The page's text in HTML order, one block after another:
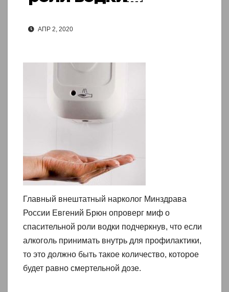
АПР 2, 2020
Главный внештатный нарколог Минздрава
России Евгений Брюн опроверг миф о
спасительной роли водки подчеркнув, что если
алкоголь принимать внутрь для профилактики,
то это должно быть такое количество, которое
будет равно смертельной дозе.